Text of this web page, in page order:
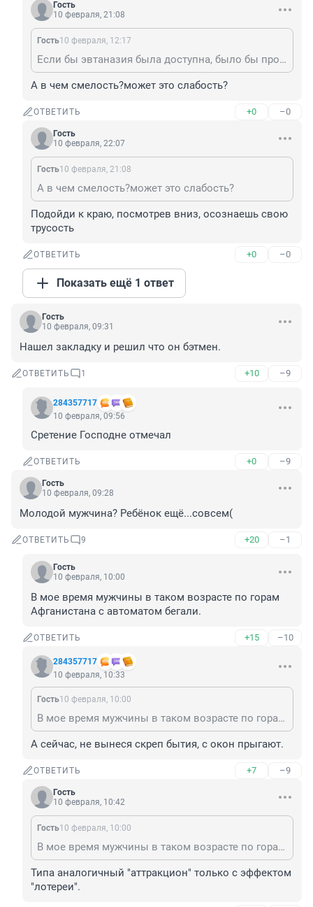
Гость
10 февраля, 21:08
Гость10 февраля, 12:17
Если бы эвтаназия была доступна, было бы проще. А так выход есть только для смелых.
А в чем смелость?может это слабость?
ОТВЕТИТЬ +0 –0
Гость
10 февраля, 22:07
Гость10 февраля, 21:08
А в чем смелость?может это слабость?
Подойди к краю, посмотрев вниз, осознаешь свою
трусость
ОТВЕТИТЬ +0 –0
Показать ещё 1 ответ
Гость
10 февраля, 09:31
Нашел закладку и решил что он бэтмен.
ОТВЕТИТЬ 1 +10 –9
284357717
10 февраля, 09:56
Сретение Господне отмечал
ОТВЕТИТЬ +0 –9
Гость
10 февраля, 09:28
Молодой мужчина? Ребёнок ещё...совсем(
ОТВЕТИТЬ 9 +20 –1
Гость
10 февраля, 10:00
В мое время мужчины в таком возрасте по горам
Афганистана с автоматом бегали.
ОТВЕТИТЬ +15 –10
284357717
10 февраля, 10:33
Гость10 февраля, 10:00
В мое время мужчины в таком возрасте по горам Афганистана с автоматом бегали.
А сейчас, не вынеся скреп бытия, с окон прыгают.
ОТВЕТИТЬ +7 –9
Гость
10 февраля, 10:42
Гость10 февраля, 10:00
В мое время мужчины в таком возрасте по горам Афганистана с автоматом бегали.
Типа аналогичный "аттракцион" только с эффектом
"лотереи".